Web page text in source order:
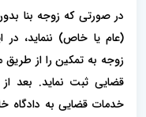
در صورتی که زوجه بنا
(عام یا خاص) ننماید،
زوجه به تمکین را از طریق
قضایی ثبت نماید. بعد
خدمات قضایی به دادگاه